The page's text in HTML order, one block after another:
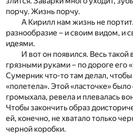
порчу. Жизнь порчу.
А Кирилл нам жизнь не
разнообразие – и своим видом, и
идеями.
И вот он появился. Весь такой
грязными руками – по дороге его
Сумерник что-то там делал, чтобы
«полетела». Этой «ласточке» было
громыхала, ревела и плевалась
Чтобы закончить образ
ей, конечно, не хватало только
черной коробки.